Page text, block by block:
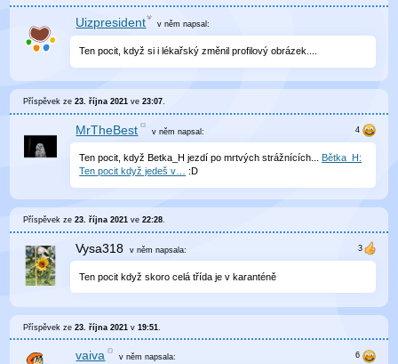
Uizpresident v něm napsal:
Ten pocit, když si i lékařský změnil profilový obrázek....
Příspěvek ze23. října 2021 ve23:07
MrTheBest v němnapsal:
Ten pocit, když Betka_H jezdí po mrtvých strážnících...
Bětka_H:
Ten pocit když jedeš v…
:D
Příspěvek ze23. října 2021 ve22:28.
Vysa318 v něm napsala:
Ten pocit když skoro celá třída je v karanténě
Příspěvek ze23. října 2021 v19:51
vaiva v němnapsala: